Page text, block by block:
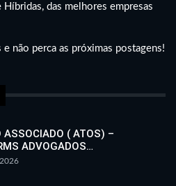
das melhores empresas
não perca as próximas postagens!
ASSOCIADO ( ATOS) –
ADVOGADOS…